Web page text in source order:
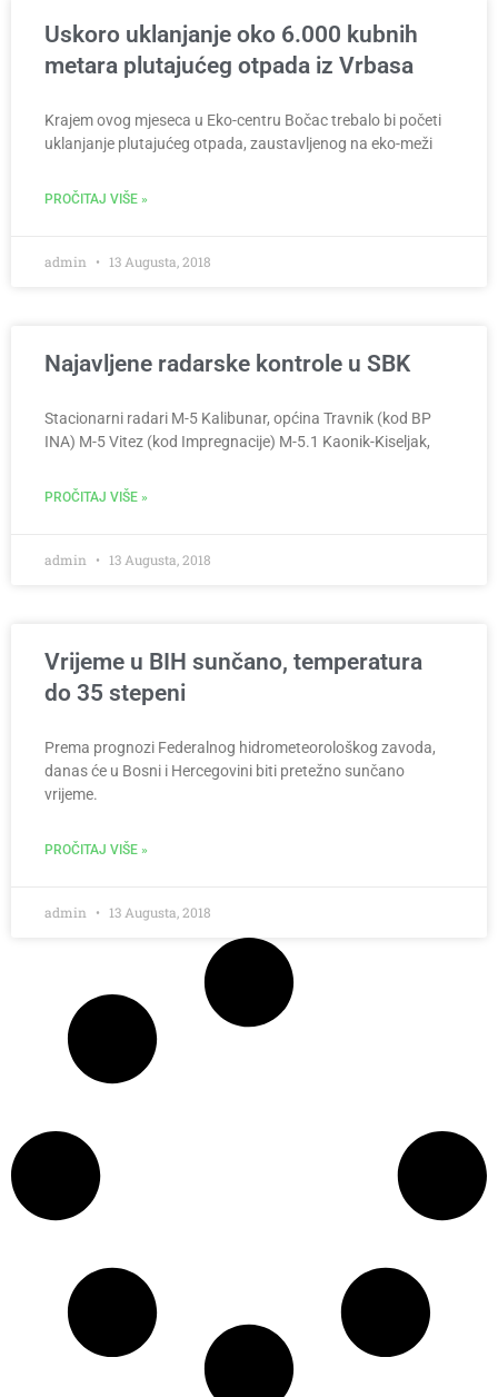
Uskoro uklanjanje oko 6.000 kubnih
metara plutajućeg otpada iz Vrbasa
Krajem ovog mjeseca u Eko-centru Bočac trebalo bi početi
uklanjanje plutajućeg otpada, zaustavljenog na eko-meži
PROČITAJ VIŠE »
admin 13 Augusta, 2018
Najavljene radarske kontrole u SBK
Stacionarni radari M-5 Kalibunar, općina Travnik (kod BP
INA) M-5 Vitez (kod Impregnacije) M-5.1 Kaonik-Kiseljak,
PROČITAJ VIŠE »
admin 13 Augusta, 2018
Vrijeme u BIH sunčano, temperatura
do 35 stepeni
Prema prognozi Federalnog hidrometeorološkog zavoda,
danas će u Bosni i Hercegovini biti pretežno sunčano
vrijeme.
PROČITAJ VIŠE »
admin 13 Augusta, 2018